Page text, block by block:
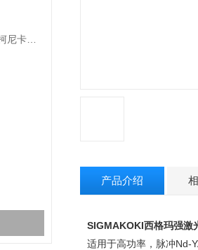
产品介绍
SIGMAKOKI西格玛强激
适用于高功率，脉冲Nd-